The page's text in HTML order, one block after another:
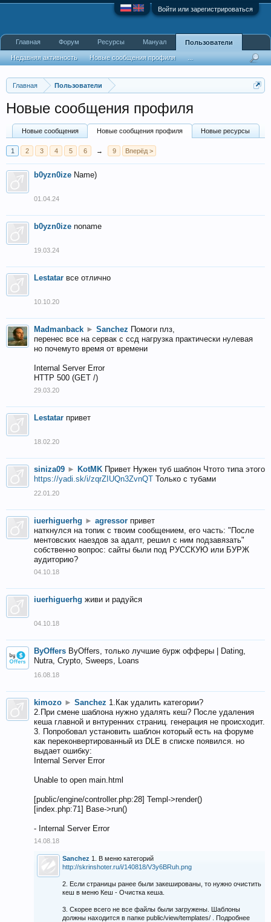
Войти или зарегистрироваться
Главная Пользователи
Новые сообщения профиля
Новые сообщения Новые сообщения профиля Новые ресурсы
1 2 3 4 5 6 → 9 Вперёд >
b0yzn0ize Name)
01.04.24
b0yzn0ize noname
19.03.24
Lestatar все отлично
10.10.20
Madmanback ► Sanchez Помоги плз,
перенес все на сервак с ссд нагрузка практически нулевая
но почемуто время от времени
Internal Server Error
HTTP 500 (GET /)
29.03.20
Lestatar привет
18.02.20
siniza09 ► KotMK Привет Нужен туб шаблон Чтото типа этого
https://yadi.sk/i/zqrZIUQn3ZvnQT Только с тубами
22.01.20
iuerhiguerhg ► agressor привет
наткнулся на топик с твоим сообщением, его часть: "После
ментовских наездов за адалт, решил с ним подзавязать"
собственно вопрос: сайты были под РУССКУЮ или БУРЖ
аудиторию?
04.10.18
iuerhiguerhg живи и радуйся
04.10.18
ByOffers ByOffers, только лучшие бурж офферы | Dating,
Nutra, Crypto, Sweeps, Loans
16.08.18
kimozo ► Sanchez 1.Как удалить категории?
2.При смене шаблона нужно удалять кеш? После удаления
кеша главной и внтуренних страниц. генерация не происходит.
3. Попробовал установить шаблон который есть на форуме
как переконвертированный из DLE в списке появился. но
выдает ошибку:
Internal Server Error
Unable to open main.html
[public/engine/controller.php:28] Templ->render()
[index.php:71] Base->run()
- Internal Server Error
14.08.18
Sanchez 1. В меню категорий
http://skrinshoter.ru/i/140818/V3y6BRuh.png
2. Если страницы ранее были закешированы, то нужно очистить
кеш в меню Кеш - Очистка кеша.
3. Скорее всего не все файлы были загружены. Шаблоны
должны находится в папке public/view/templates/ . Подробнее
Главная Форум Ресурсы Мануал Пользователи
Недавняя активность Новые сообщения профиля